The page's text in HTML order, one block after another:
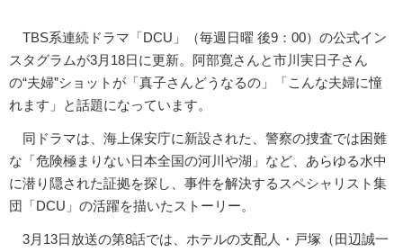
TBS系連続ドラマ「DCU」（毎週日曜 後9：00）の公式イン
スタグラムが3月18日に更新。阿部寛さんと市川実日子さん
の“夫婦”ショットが「真子さんどうなるの」「こんな夫婦に憧
れます」と話題になっています。
同ドラマは、海上保安庁に新設された、警察の捜査では困難
な「危険極まりない日本全国の河川や湖」など、あらゆる水中
に潜り隠された証拠を探し、事件を解決するスペシャリスト集
団「DCU」の活躍を描いたストーリー。
3月13日放送の第8話では、ホテルの支配人・戸塚（田辺誠一